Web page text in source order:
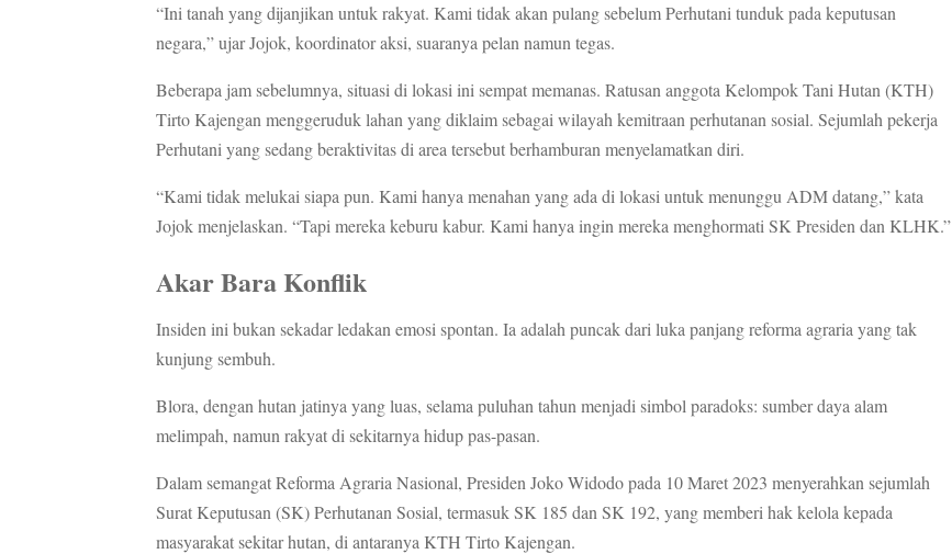
“Ini tanah yang dijanjikan untuk rakyat. Kami tidak akan pulang sebelum Perhutani tunduk pada keputusan
negara,” ujar Jojok, koordinator aksi, suaranya pelan namun tegas.
Beberapa jam sebelumnya, situasi di lokasi ini sempat memanas. Ratusan anggota Kelompok Tani Hutan (KTH)
Tirto Kajengan menggeruduk lahan yang diklaim sebagai wilayah kemitraan perhutanan sosial. Sejumlah pekerja
Perhutani yang sedang beraktivitas di area tersebut berhamburan menyelamatkan diri.
“Kami tidak melukai siapa pun. Kami hanya menahan yang ada di lokasi untuk menunggu ADM datang,” kata
Jojok menjelaskan. “Tapi mereka keburu kabur. Kami hanya ingin mereka menghormati SK Presiden dan KLHK.”
Akar Bara Konflik
Insiden ini bukan sekadar ledakan emosi spontan. Ia adalah puncak dari luka panjang reforma agraria yang tak
kunjung sembuh.
Blora, dengan hutan jatinya yang luas, selama puluhan tahun menjadi simbol paradoks: sumber daya alam
melimpah, namun rakyat di sekitarnya hidup pas-pasan.
Dalam semangat Reforma Agraria Nasional, Presiden Joko Widodo pada 10 Maret 2023 menyerahkan sejumlah
Surat Keputusan (SK) Perhutanan Sosial, termasuk SK 185 dan SK 192, yang memberi hak kelola kepada
masyarakat sekitar hutan, di antaranya KTH Tirto Kajengan.